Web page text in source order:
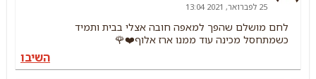
25 לפברואר, 2021 13:04
לחם מושלם שהפך למאפה חובה אצלי בבית ותמיד
כשמתחסל מכינה עוד ממנו ארז אלוף❤️🌹
השיבו